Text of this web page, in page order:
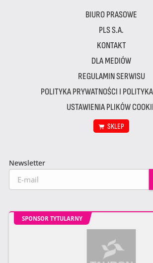
BIURO PRASOWE
PLS S.A.
KONTAKT
DLA MEDIÓW
REGULAMIN SERWISU
POLITYKA PRYWATNOŚCI I
USTAWIENIA PLIKÓW
SKLEP
Newsletter
SPONSOR TYTULARNY